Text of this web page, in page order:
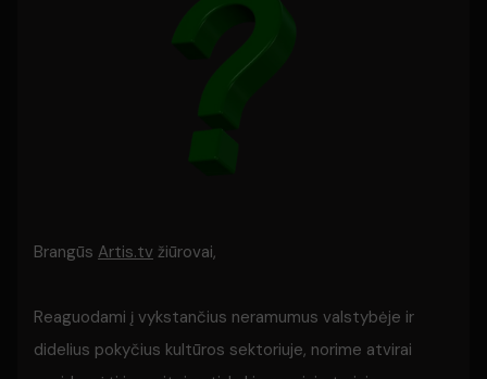
Brangūs Artis.tv žiūrovai,
Reaguodami į vykstančius neramumus valstybėje ir
didelius pokyčius kultūros sektoriuje, norime atvirai